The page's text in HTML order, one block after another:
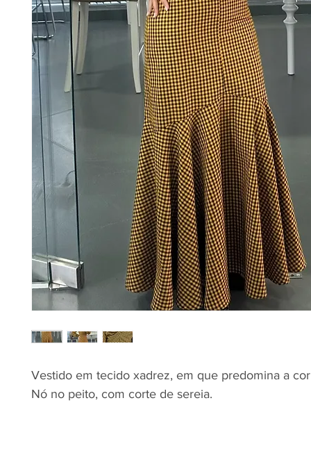
Vestido em tecido xadrez, em que predomina a
Nó no peito, com corte de sereia.